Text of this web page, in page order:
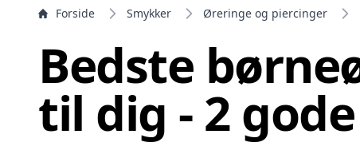
Forside Smykker Øreringe og piercinger
Bedste
til dig - 2